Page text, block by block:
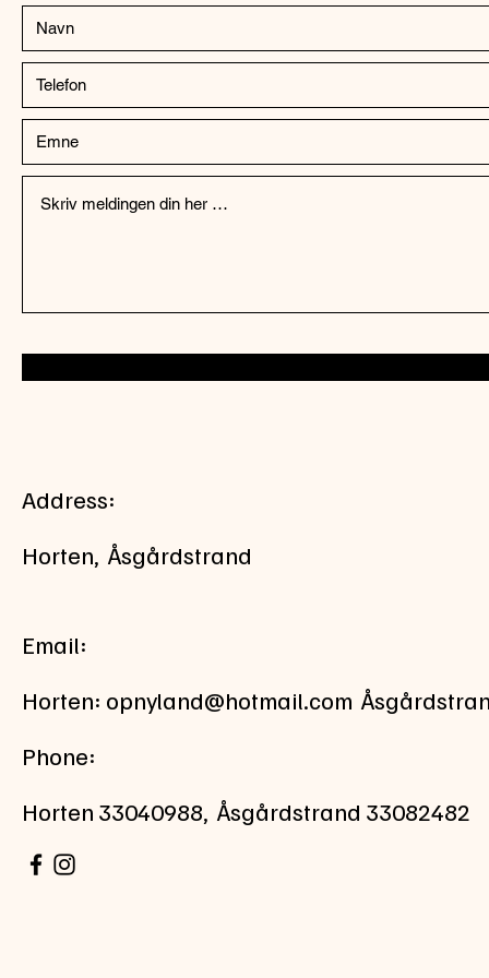
Address:
Horten, Åsgårdstrand
Email:
Horten: opnyland@hotmail.com
Phone:
Horten 33040988, Åsgårdstrand 33082482